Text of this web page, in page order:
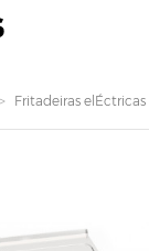
Fritadeiras elÉctricas